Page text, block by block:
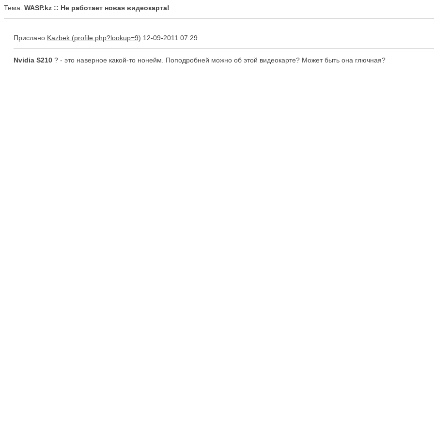
Тема: WASP.kz :: Не работает новая видеокарта!
Прислано Kazbek 12-09-2011 07:29
Nvidia S210 ? - это наверное какой-то нонейм. Поподробней можно об этой видеокарте? Может быть она глючная?